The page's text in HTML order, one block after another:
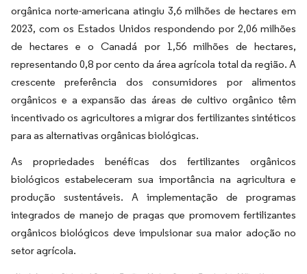
orgânica norte-americana atingiu 3,6 milhões de hectares em
2023, com os Estados Unidos respondendo por 2,06 milhões
de hectares e o Canadá por 1,56 milhões de hectares,
representando 0,8 por cento da área agrícola total da região. A
crescente preferência dos consumidores por alimentos
orgânicos e a expansão das áreas de cultivo orgânico têm
incentivado os agricultores a migrar dos fertilizantes sintéticos
para as alternativas orgânicas biológicas.
As propriedades benéficas dos fertilizantes orgânicos
biológicos estabeleceram sua importância na agricultura e
produção sustentáveis. A implementação de programas
integrados de manejo de pragas que promovem fertilizantes
orgânicos biológicos deve impulsionar sua maior adoção no
setor agrícola.